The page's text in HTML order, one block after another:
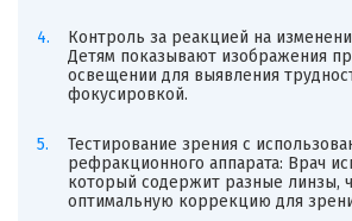
Контроль за реакцией на
Детям показывают изображения
освещении для выявления
фокусировкой.
Тестирование зрения с
рефракционного аппарата: Врач
который содержит разные линзы,
оптимальную коррекцию для